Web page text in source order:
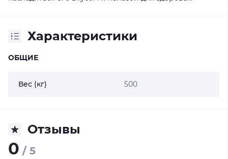
Характеристики
ОБЩИЕ
Вес (кг) 500
Отзывы
0 / 5